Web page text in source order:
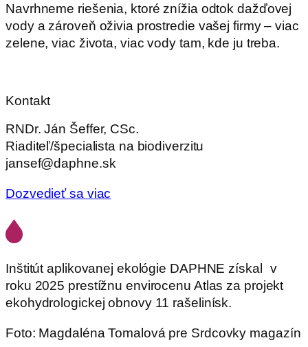
Navrhneme riešenia, ktoré znížia odtok dažďovej
vody a zároveň oživia prostredie vašej firmy – viac
zelene, viac života, viac vody tam, kde ju treba.
Kontakt
RNDr. Ján Šeffer, CSc.
Riaditeľ/špecialista na biodiverzitu
jansef@daphne.sk
Dozvedieť sa viac
Inštitút aplikovanej ekológie DAPHNE získal v
roku 2025 prestížnu envirocenu Atlas za projekt
ekohydrologickej obnovy 11 rašelinísk.
Foto: Magdaléna Tomalová pre Srdcovky magazín